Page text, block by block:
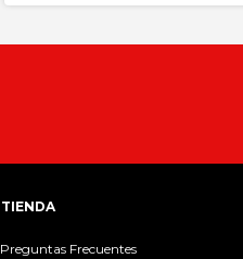
TIENDA
Preguntas Frecuentes